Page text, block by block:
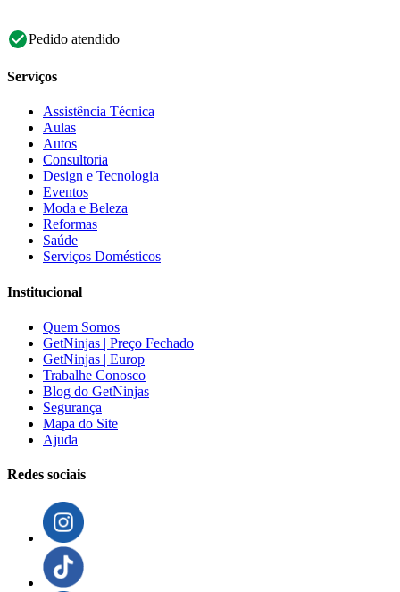
Pedido atendido
Serviços
Assistência Técnica
Aulas
Autos
Consultoria
Design e Tecnologia
Eventos
Moda e Beleza
Reformas
Saúde
Serviços Domésticos
Institucional
Quem Somos
GetNinjas | Preço Fechado
GetNinjas | Europ
Trabalhe Conosco
Blog do GetNinjas
Segurança
Mapa do Site
Ajuda
Redes sociais